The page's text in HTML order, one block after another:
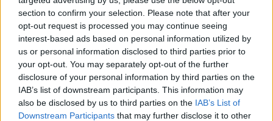
section to confirm your selection. Please note that after your
opt-out request is processed you may continue seeing
interest-based ads based on personal information utilized by
us or personal information disclosed to third parties prior to
your opt-out. You may separately opt-out of the further
disclosure of your personal information by third parties on the
IAB’s list of downstream participants. This information may
also be disclosed by us to third parties on the IAB’s List of
Downstream Participants that may further disclose it to other
játékost.
A Pool továbbra is a tabella élén áll, a csapat előnye
hét pont a második Arsenal előtt. A találkozóval egy
időben két másik párosítást láthattak a nézők: a
Crystal Palace a West Hamet, a Fulham a Leicestert
verte 2-0-ra.